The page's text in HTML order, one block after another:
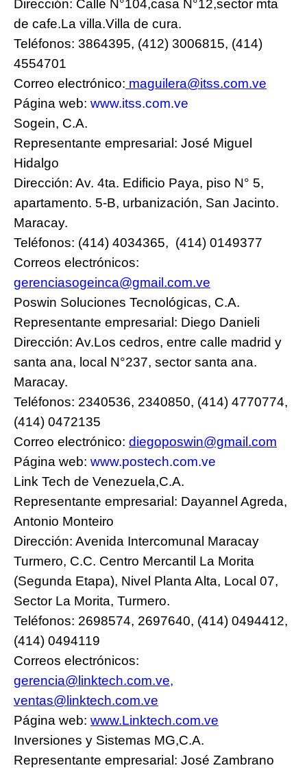
Dirección: Calle N°104,casa N°12,sector mta
de cafe.La villa.Villa de cura.
Teléfonos: 3864395, (412) 3006815, (414)
4554701
Correo electrónico: maguilera@itss.com.ve
Página web: www.itss.com.ve
Sogein, C.A.
Representante empresarial: José Miguel
Hidalgo
Dirección: Av. 4ta. Edificio Paya, piso N° 5,
apartamento. 5-B, urbanización, San Jacinto.
Maracay.
Teléfonos: (414) 4034365, (414) 0149377
Correos electrónicos:
gerenciasogeinca@gmail.com.ve
Poswin Soluciones Tecnológicas, C.A.
Representante empresarial: Diego Danieli
Dirección: Av.Los cedros, entre calle madrid y
santa ana, local N°237, sector santa ana.
Maracay.
Teléfonos: 2340536, 2340850, (414) 4770774,
(414) 0472135
Correo electrónico: diegoposwin@gmail.com
Página web: www.postech.com.ve
Link Tech de Venezuela,C.A.
Representante empresarial: Dayannel Agreda,
Antonio Monteiro
Dirección: Avenida Intercomunal Maracay
Turmero, C.C. Centro Mercantil La Morita
(Segunda Etapa), Nivel Planta Alta, Local 07,
Sector La Morita, Turmero.
Teléfonos: 2698574, 2697640, (414) 0494412,
(414) 0494119
Correos electrónicos:
gerencia@linktech.com.ve,
ventas@linktech.com.ve
Página web: www.Linktech.com.ve
Inversiones y Sistemas MG,C.A.
Representante empresarial: José Zambrano